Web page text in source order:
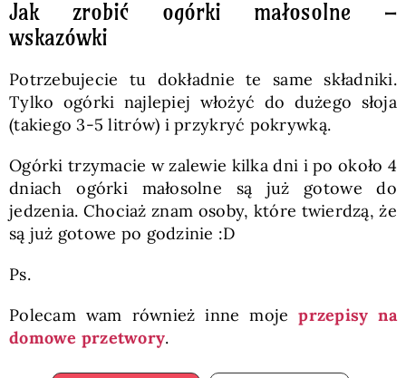
Jak zrobić ogórki małosolne –
wskazówki
Potrzebujecie tu dokładnie te same składniki.
Tylko ogórki najlepiej włożyć do dużego słoja
(takiego 3-5 litrów) i przykryć pokrywką.
Ogórki trzymacie w zalewie kilka dni i po około 4
dniach ogórki małosolne są już gotowe do
jedzenia. Chociaż znam osoby, które twierdzą, że
są już gotowe po godzinie :D
Ps.
Polecam wam również inne mojeprzepisy na
domowe przetwory.